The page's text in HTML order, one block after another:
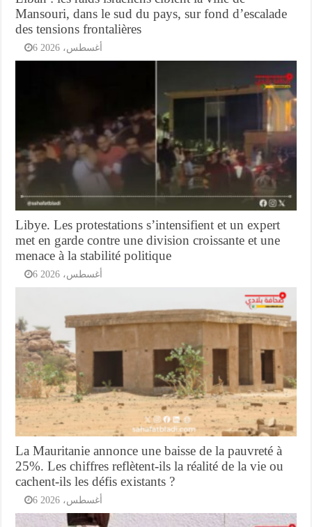
Mansouri, dans le sud du pays, sur fond d’escalade
des tensions frontalières
6 أغسطس، 2026
Libye. Les protestations s’intensifient et un expert
met en garde contre une division croissante et une
menace à la stabilité politique
6 أغسطس، 2026
La Mauritanie annonce une baisse de la pauvreté à
25%. Les chiffres reflètent-ils la réalité de la vie ou
cachent-ils les défis existants ?
6 أغسطس، 2026